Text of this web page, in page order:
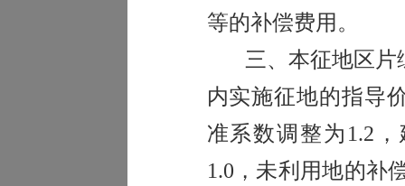
等的补偿费用。
三、本征地区片
内实施征地的指导
准系数调整为 1.2 ，
1.0 ， 未利用地的补